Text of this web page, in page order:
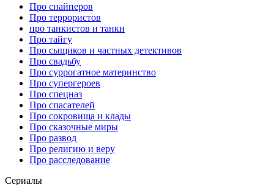
Про снайперов
Про террористов
про танкистов и танки
Про тайгу
Про сыщиков и частных детективов
Про свадьбу
Про суррогатное материнство
Про супергероев
Про спецназ
Про спасателей
Про сокровища и клады
Про сказочные миры
Про развод
Про религию и веру
Про расследование
Се­риа­лы